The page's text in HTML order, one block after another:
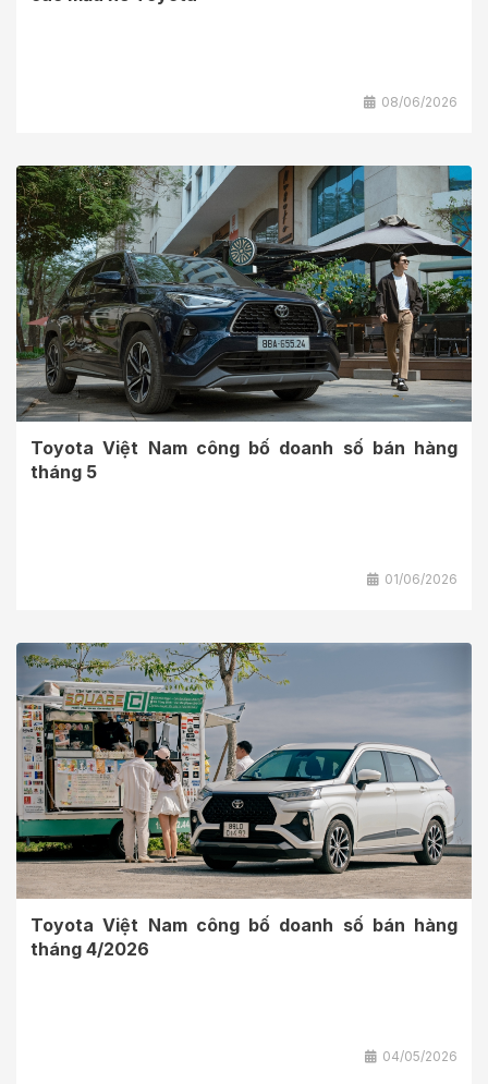
08/06/2026
Toyota Việt Nam công bố doanh số bán hàng
tháng 5
01/06/2026
Toyota Việt Nam công bố doanh số bán hàng
tháng 4/2026
04/05/2026